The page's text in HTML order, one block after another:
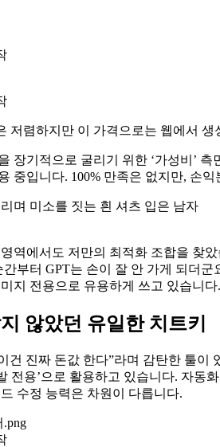
저렴하지만 이 가격으로는 웹에서 생
장기적으로 굴리기 위한 ‘가성비’
중입니다. 100% 만족은 없지만, 손
역에서도 저만의 최적화 조합을 찾
부터 GPT는 손이 잘 안 가게 되더군
지 전용으로 유용하게 쓰고 있습니다.
않았던 유일한 치트키
건 진짜 돈값 한다”라며 감탄한 툴이
전용’으로 활용하고 있습니다. 자
수정 능력은 차원이 다릅니다.